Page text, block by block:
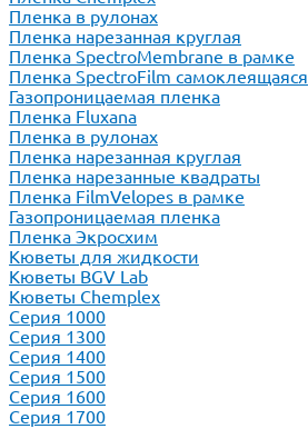
Пленка в рулонах
Пленка нарезанная круглая
Пленка SpectroMembrane в рамке
Пленка SpectroFilm самоклеящаяся
Газопроницаемая пленка
Пленка Fluxana
Пленка в рулонах
Пленка нарезанная круглая
Пленка нарезанные квадраты
Пленка FilmVelopes в рамке
Газопроницаемая пленка
Пленка Экросхим
Кюветы для жидкости
Кюветы BGV Lab
Кюветы Chemplex
Серия 1000
Серия 1300
Серия 1400
Серия 1500
Серия 1600
Серия 1700